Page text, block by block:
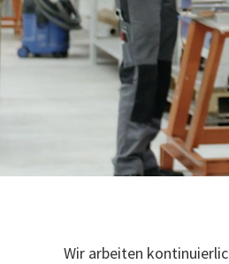
Wir arbeiten